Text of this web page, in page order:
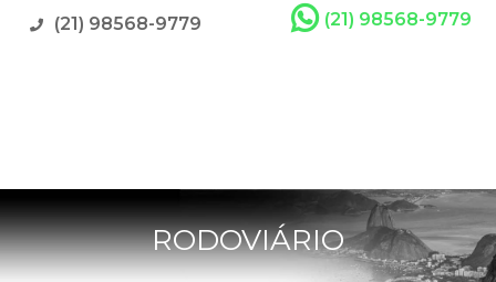
(21) 98568-9779 (21) 98568-9779
RODOVIÁRIO